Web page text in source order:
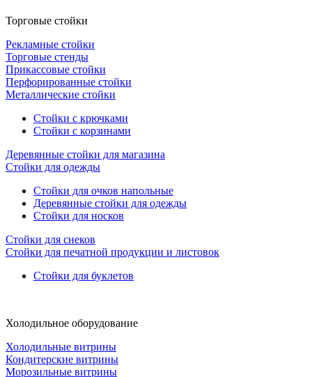
Торговые стойки
Рекламные стойки
Торговые стенды
Прикассовые стойки
Перфорированные стойки
Металлические стойки
Стойки с крючками
Стойки с корзинами
Деревянные стойки для магазина
Стойки для одежды
Стойки для очков напольные
Деревянные стойки для одежды
Стойки для носков
Стойки для снеков
Стойки для печатной продукции и листовок
Стойки для буклетов
Холодильное оборудование
Холодильные витрины
Кондитерские витрины
Морозильные витрины